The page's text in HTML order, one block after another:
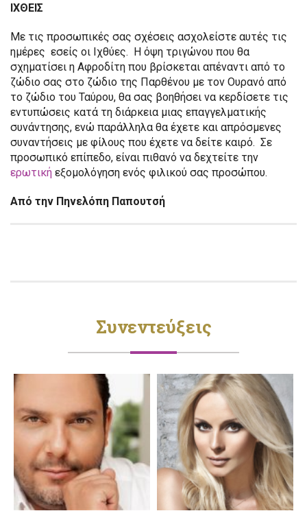
ΙΧΘΕΙΣ
Με τις προσωπικές σας σχέσεις ασχολείστε αυτές τις
ημέρες εσείς οι Ιχθύες. Η όψη τριγώνου που θα
σχηματίσει η Αφροδίτη που βρίσκεται απέναντι από το
ζώδιο σας στο ζώδιο της Παρθένου με τον Ουρανό από
το ζώδιο του Ταύρου, θα σας βοηθήσει να κερδίσετε τις
εντυπώσεις κατά τη διάρκεια μιας επαγγελματικής
συνάντησης, ενώ παράλληλα θα έχετε και απρόσμενες
συναντήσεις με φίλους που έχετε να δείτε καιρό. Σε
προσωπικό επίπεδο, είναι πιθανό να δεχτείτε την
ερωτική εξομολόγηση ενός φιλικού σας προσώπου.
Από την Πηνελόπη Παπουτσή
Συνεντεύξεις